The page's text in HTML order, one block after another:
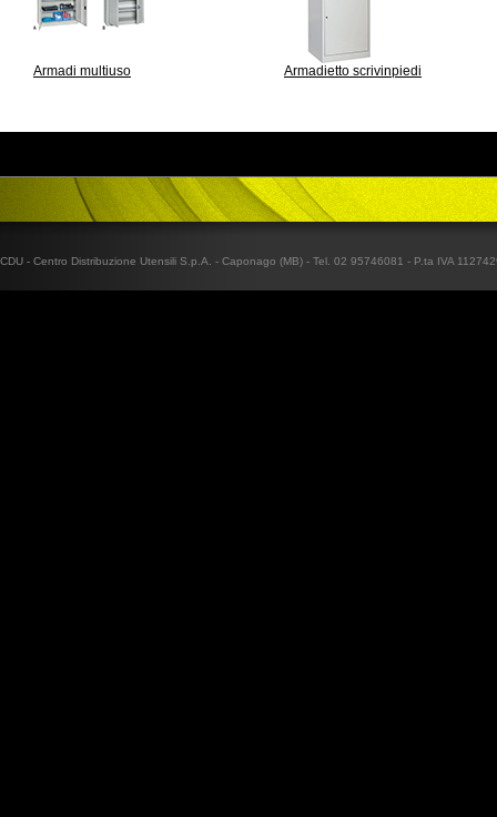
Armadi multiuso Armadietto scrivinpiedi
CDU - Centro Distribuzione Utensili S.p.A. - Caponago (MB) - Tel. 02 95746081 - P.ta IVA